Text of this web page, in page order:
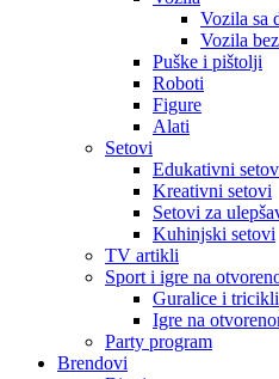
Vozila sa
Vozila
Puške i pištolji
Roboti
Figure
Alati
Setovi
Edukativni
Kreativni setovi
Setovi za
Kuhinjski setovi
TV artikli
Sport i igre na
Guralice i tricikli
Igre na
Party program
Brendovi